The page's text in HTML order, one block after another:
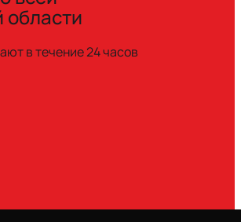
области
в течение 24 часов